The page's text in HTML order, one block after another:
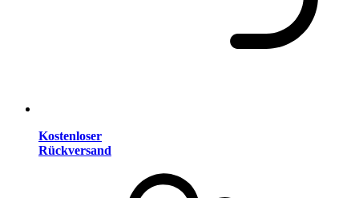
Kostenloser
Rückversand